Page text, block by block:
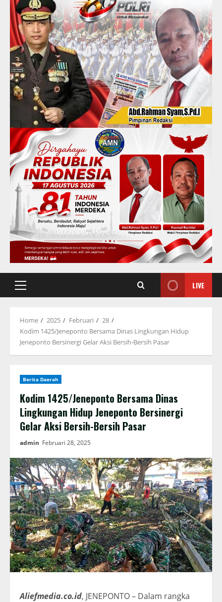
Primary
LIVE
Home 2025 Februari
28
Kodim 1425/Jeneponto Bersama Dinas Lingkungan Hidup
Jeneponto Bersinergi Gelar Aksi Bersih-Bersih Pasar
Berita Daerah
Kodim 1425/Jeneponto Bersama Dinas
Lingkungan Hidup Jeneponto Bersinergi
Gelar Aksi Bersih-Bersih Pasar
admin Februari 28, 2025
Aliefmedia.co.id, JENEPONTO – Dalam rangka